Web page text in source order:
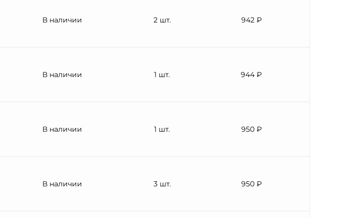
В наличии 2 шт. 942 ₽
В наличии 1 шт. 944 ₽
В наличии 1 шт. 950 ₽
В наличии 3 шт. 950 ₽